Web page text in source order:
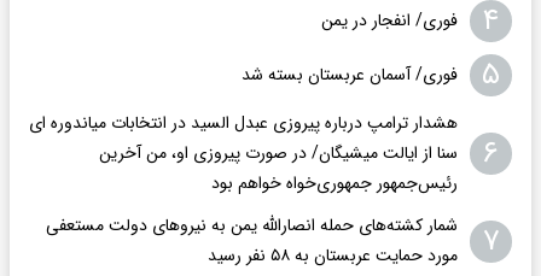
۴ فوری/ انفجار در یمن
۵ فوری/ آسمان عربستان بسته شد
۶
هشدار ترامپ درباره پیروزی عبدل السید در انتخابات میاندوره ای
سنا از ایالت میشیگان/ در صورت پیروزی او، من آخرین
رئیس‌جمهور جمهوری‌‍‌خواه خواهم بود
۷
شمار کشته‌های حمله انصارالله یمن به نیروهای دولت مستعفی
مورد حمایت عربستان به ۵۸ نفر رسید